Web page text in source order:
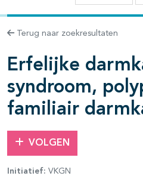
Terug naar zoekresultaten
Erfelijke
syndroom,
familiair
VOLGEN
Initiatief: VKGN
openklappen
open- en dichtklappen